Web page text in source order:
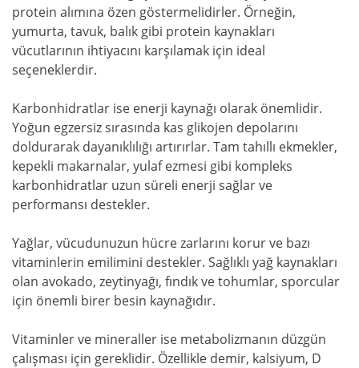
protein alımına özen göstermelidirler. Örneğin,
yumurta, tavuk, balık gibi protein kaynakları
vücutlarının ihtiyacını karşılamak için ideal
seçeneklerdir.
Karbonhidratlar ise enerji kaynağı olarak önemlidir.
Yoğun egzersiz sırasında kas glikojen depolarını
doldurarak dayanıklılığı artırırlar. Tam tahıllı ekmekler,
kepekli makarnalar, yulaf ezmesi gibi kompleks
karbonhidratlar uzun süreli enerji sağlar ve
performansı destekler.
Yağlar, vücudunuzun hücre zarlarını korur ve bazı
vitaminlerin emilimini destekler. Sağlıklı yağ kaynakları
olan avokado, zeytinyağı, fındık ve tohumlar, sporcular
için önemli birer besin kaynağıdır.
Vitaminler ve mineraller ise metabolizmanın düzgün
çalışması için gereklidir. Özellikle demir, kalsiyum, D